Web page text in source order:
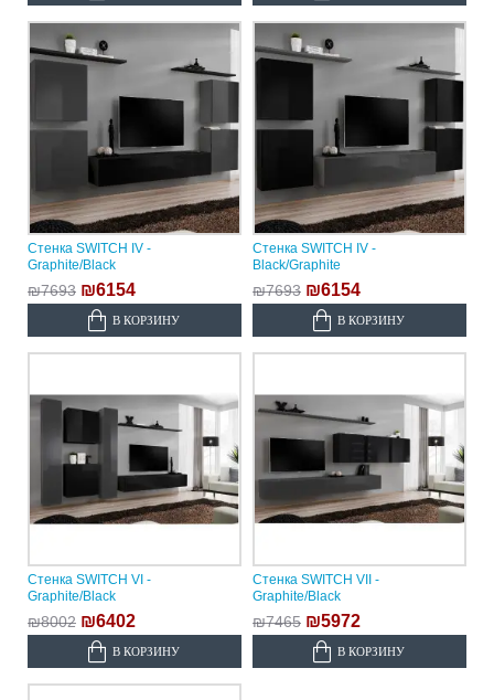
Стенка SWITCH IV -
Graphite/Black
₪7693 ₪6154
В КОРЗИНУ
Стенка SWITCH IV -
Black/Graphite
₪7693 ₪6154
В КОРЗИНУ
Стенка SWITCH VI -
Graphite/Black
₪8002 ₪6402
В КОРЗИНУ
Стенка SWITCH VII -
Graphite/Black
₪7465 ₪5972
В КОРЗИНУ